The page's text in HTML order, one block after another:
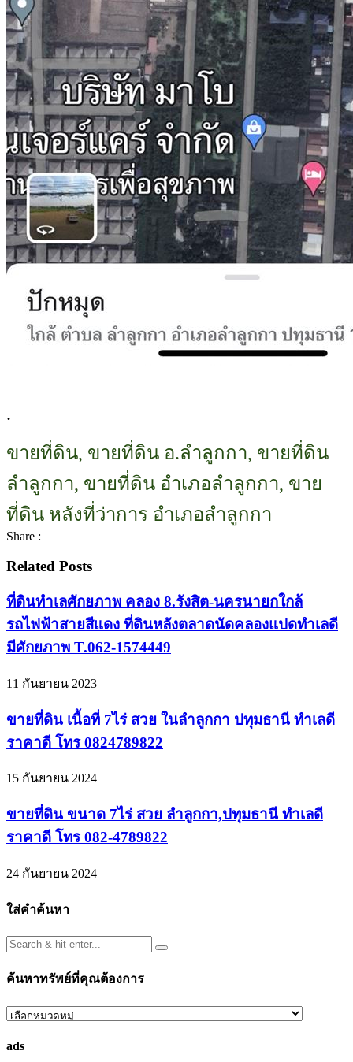
.
ขายที่ดิน, ขายที่ดิน อ.ลำลูกกา, ขายที่ดิน
ลำลูกกา, ขายที่ดิน อำเภอลำลูกกา, ขาย
ที่ดิน หลังที่ว่าการ อำเภอลำลูกกา
Share :
Related Posts
ที่ดินทำเลศักยภาพ คลอง 8.รังสิต-นครนายกใกล้
รถไฟฟ้าสายสีแดง ที่ดินหลังตลาดนัดคลองแปดทำเลดี
มีศักยภาพ T.062-1574449
11 กันยายน 2023
ขายที่ดิน เนื้อที่ 7ไร่ สวย ในลำลูกกา ปทุมธานี ทำเลดี
ราคาดี โทร 0824789822
15 กันยายน 2024
ขายที่ดิน ขนาด 7ไร่ สวย ลำลูกกา,ปทุมธานี ทำเลดี
ราคาดี โทร 082-4789822
24 กันยายน 2024
ใส่คำค้นหา
ค้นหาทรัพย์ที่คุณต้องการ
ค้นหา
ที่
ads